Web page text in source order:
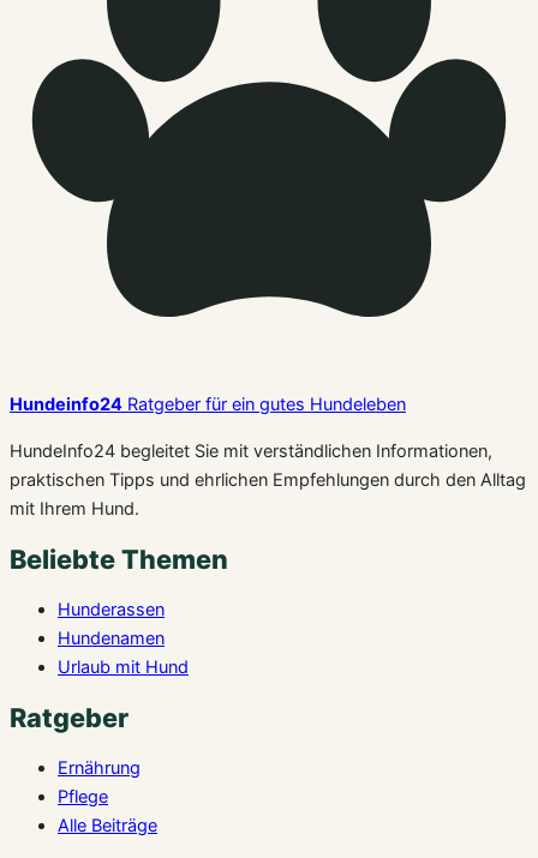
Hundeinfo24 Ratgeber für ein gutes Hundeleben
HundeInfo24 begleitet Sie mit verständlichen Informationen,
praktischen Tipps und ehrlichen Empfehlungen durch den Alltag
mit Ihrem Hund.
Beliebte Themen
Hunderassen
Hundenamen
Urlaub mit Hund
Ratgeber
Ernährung
Pflege
Alle Beiträge